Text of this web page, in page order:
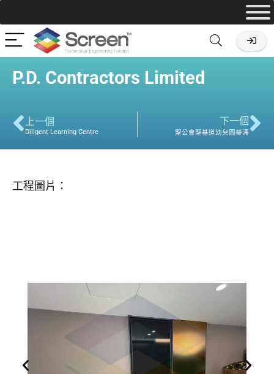
P.D. Contractors Limited
上一個
Diligent Learning Centre
下一個
聖公會聖基道幼兒園葵涌
工程圖片：